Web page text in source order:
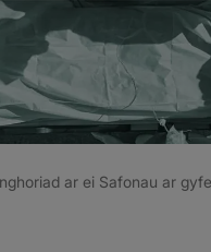
ar ei Safonau ar